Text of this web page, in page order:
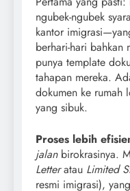
ngubek-ngubek
kantor
berhari-hari bahkan
punya template
tahapan mereka.
dokumen ke rumah
yang sibuk.
Proses lebih
jalanbirokrasinya.
Letteratau Limited
resmi imigrasi),